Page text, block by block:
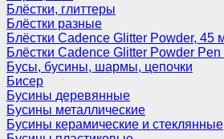
Блёстки, глиттеры
Блёстки разные
Блёстки Cadence Glitter Powder, 45
Блёстки Cadence Glitter Powder
Бусы, бусины, шармы, цепочки
Бисер
Бусины деревянные
Бусины металлические
Бусины керамические и стеклянные